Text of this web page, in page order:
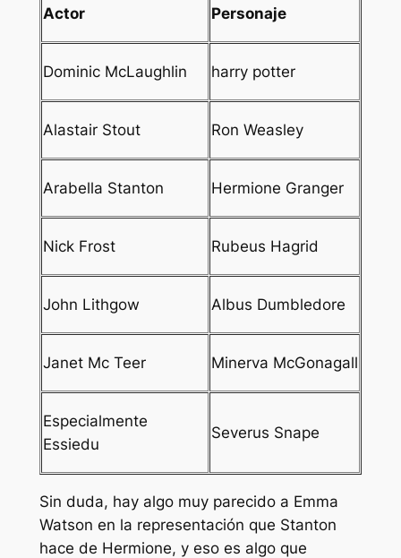
Actor Personaje
Dominic McLaughlin harry potter
Alastair Stout Ron Weasley
Arabella Stanton Hermione Granger
Nick Frost Rubeus Hagrid
John Lithgow Albus Dumbledore
Janet Mc Teer Minerva McGonagall
Especialmente
Essiedu
Severus Snape
Sin duda, hay algo muy parecido a Emma
Watson en la representación que Stanton
hace de Hermione, y eso es algo que